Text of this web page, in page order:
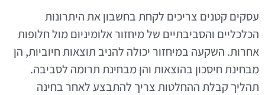
עסקים קטנים צריכים לקחת בחשבון את היתרונות
הכלכליים והסביבתיים של מיחזור אלומיניום מול חלופות
אחרות. השקעה במיחזור יכולה להניב תוצאות חיוביות, הן
מבחינת חיסכון בהוצאות והן מבחינת תרומה לסביבה.
תהליך קבלת ההחלטות צריך להתבצע לאחר בחינה